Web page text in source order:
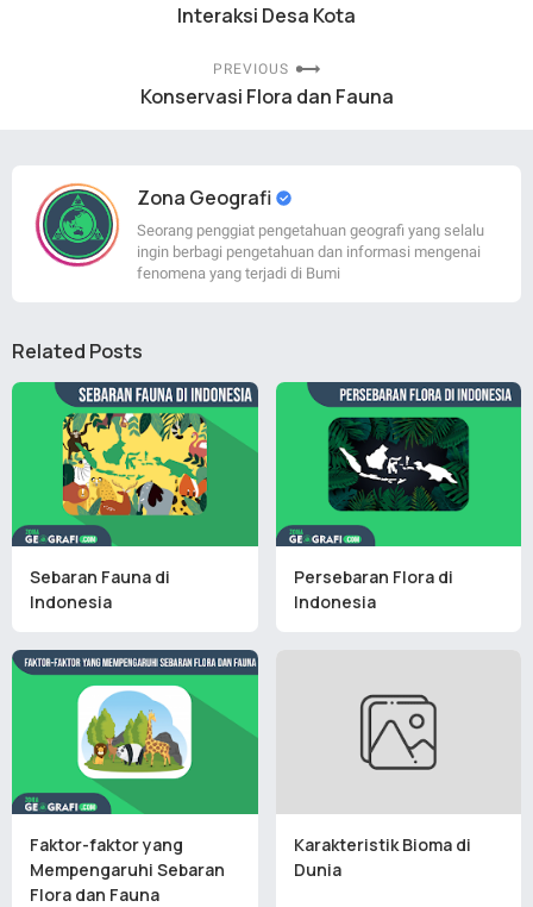
Interaksi Desa Kota
PREVIOUS
Konservasi Flora dan Fauna
Zona Geografi
Seorang penggiat pengetahuan geografi yang selalu
ingin berbagi pengetahuan dan informasi mengenai
fenomena yang terjadi di Bumi
Related Posts
Sebaran Fauna di
Indonesia
Persebaran Flora di
Indonesia
Faktor-faktor yang
Mempengaruhi Sebaran
Flora dan Fauna
Karakteristik Bioma di
Dunia